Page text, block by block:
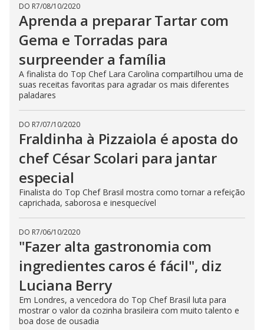
DO R7/08/10/2020
Aprenda a preparar Tartar com
Gema e Torradas para
surpreender a família
A finalista do Top Chef Lara Carolina compartilhou uma de
suas receitas favoritas para agradar os mais diferentes
paladares
DO R7/07/10/2020
Fraldinha à Pizzaiola é aposta do
chef César Scolari para jantar
especial
Finalista do Top Chef Brasil mostra como tornar a refeição
caprichada, saborosa e inesquecível
DO R7/06/10/2020
"Fazer alta gastronomia com
ingredientes caros é fácil", diz
Luciana Berry
Em Londres, a vencedora do Top Chef Brasil luta para
mostrar o valor da cozinha brasileira com muito talento e
boa dose de ousadia